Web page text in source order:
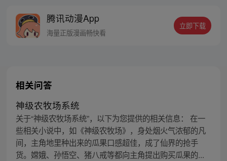
复活…】
腾讯动漫App
海量正版漫画畅快看
立即下载
相关问答
神级农牧场系统
关于“神级农牧场系统”，以下为您提供的相关信息： 在一
些相关小说中，如《神级农牧场》，身处烟火气浓郁的凡
间，主角地里种出来的瓜果口感超佳，成了仙界的抢手
货。嫦娥、孙悟空、猪八戒等都向主角提出购买瓜果的...